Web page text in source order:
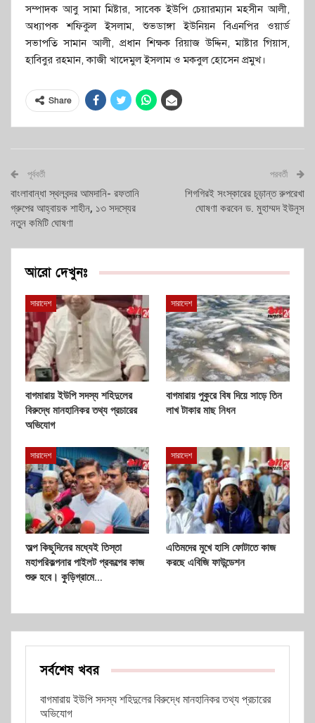
সম্পাদক আবু সামা মিষ্টার, সাবেক ইউপি চেয়ারম্যান মহসীন আলী,
অধ্যাপক শফিকুল ইসলাম, শুভডাঙ্গা ইউনিয়ন বিএনপির ওয়ার্ড
সভাপতি সামান আলী, প্রধান শিক্ষক রিয়াজ উদ্দিন, মাষ্টার গিয়াস,
হাবিবুর রহমান, কাজী খাদেমুল ইসলাম ও মকবুল হোসেন প্রমুখ।
Share
পূর্ববর্তী
বাংলাবান্ধা স্থলবন্দর আমদানি- রফতানি
গ্রুপের আহ্বায়ক শাহীন, ১৩ সদস্যের
নতুন কমিটি ঘোষণা
পরবর্তী
শিগগিরই সংস্কারের চূড়ান্ত রুপরেখা
ঘোষণা করবেন ড. মুহাম্মদ ইউনূস
আরো দেখুনঃ
সারাদেশ
বাগমারায় ইউপি সদস্য শহিদুলের
বিরুদ্ধে মানহানিকর তথ্য প্রচারের
অভিযোগ
সারাদেশ
বাগমারায় পুকুরে বিষ দিয়ে সাড়ে তিন
লাখ টাকার মাছ নিধন
সারাদেশ
অল্প কিছুদিনের মধ্যেই তিস্তা
মহাপরিকল্পনার পাইলট প্রকল্পের কাজ
শুরু হবে। কুড়িগ্রামে…
সারাদেশ
এতিমদের মুখে হাসি ফোটাতে কাজ
করছে এবিজি ফাউন্ডেশন
সর্বশেষ খবর
বাগমারায় ইউপি সদস্য শহিদুলের বিরুদ্ধে মানহানিকর তথ্য প্রচারের
অভিযোগ